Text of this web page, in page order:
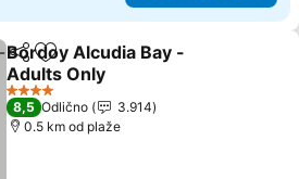
Deli Dodati u favorite
Bordoy Alcudia Bay -
Adults Only
4 Zvezdice
8,5 Odlično
3.914
0.5 km od plaže